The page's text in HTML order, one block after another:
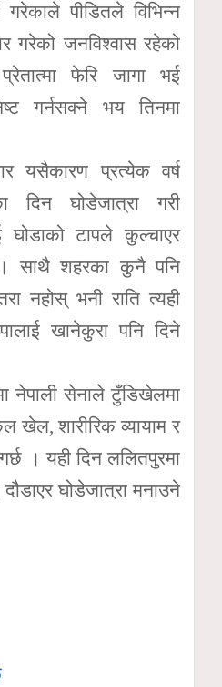
गरेकाले पीडितले विभिन्न
गरेको जनविश्वास रहेको
फेरि जागा भई
गर्नसक्ने भय तिनमा
यसैकारण प्रत्येक वर्ष
घोडेजात्रा गरी
घोडाको टापले कुल्चाएर
। साथै शहरका कुनै पनि
नहोस् भनी राति त्यही
खानेकुरा पनि दिने
नेपाली सेनाले टुँडिखेलमा
खेल, शारीरिक व्यायाम र
। यही दिन ललितपुरमा
घोडेजात्रा मनाउने